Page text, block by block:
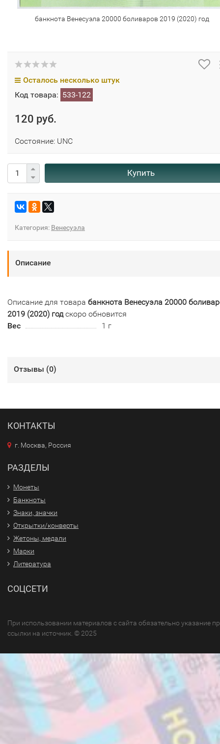
банкнота Венесуэла 20000 боливаров 2019 (2020) год
Осталось несколько штук
Код товара: 533-122
120 руб.
Состояние: UNC
Купить
Категория: Венесуэла
Описание
Описание для товара банкнота Венесуэла 20000
2019 (2020) годскоро обновится
Вес
1 г
Отзывы (0)
КОНТАКТЫ
г. Москва, Россия
РАЗДЕЛЫ
Монеты
Банкноты
Знаки, значки
Открытки/конверты
Жетоны, медали
Марки
Литература
СОЦСЕТИ
При использовании материалов с сайта обязательно указание
ссылки на источник. © 2025